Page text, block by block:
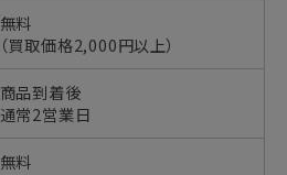
無料
（買取価格2,000円以上）
商品到着後
通常2営業日
無料